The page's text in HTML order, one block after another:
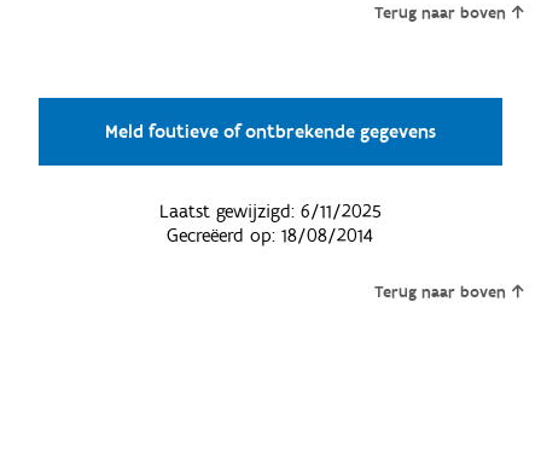
Terug naar boven
Meld foutieve of ontbrekende gegevens
Laatst gewijzigd: 6/11/2025
Gecreëerd op:18/08/2014
Terug naar boven